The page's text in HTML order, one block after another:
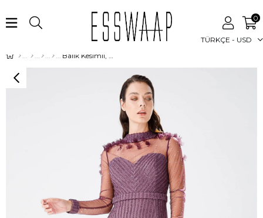
TÜRKÇE - USD
0
Balık Kesimli, Tül Ve Dantelden Oluşan Şık Abiye Elbise Lila